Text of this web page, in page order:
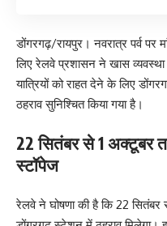
डोंगरगढ़/रायपुर। नवरात्र पर्व पर
लिए रेलवे प्रशासन ने खास
यात्रियों को राहत देने के लिए
ठहराव सुनिश्चित किया गया है।
22 सितंबर से 1 अक्टूबर
स्टॉपेज
रेलवे ने घोषणा की है कि 22